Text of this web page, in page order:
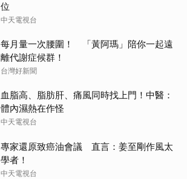
位
中天電視台
每月量一次腰圍！ 「黃阿瑪」陪你一起遠
離代謝症候群！
台灣好新聞
血脂高、脂肪肝、痛風同時找上門！中醫：
體內濕熱在作怪
中天電視台
專家還原致癌油會議 直言：姜至剛作風太
學者！
中天電視台